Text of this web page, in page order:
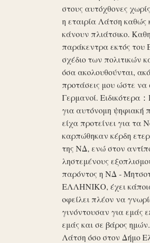
στους αυτόχθονες
η εταιρία Λάτση
κάνουν πλιάτσικο.
παράκεντρα εκτός του
σχέδιο των πολιτικών
όσα ακολουθούνται,
προτάσεις μου ώστε να
Γερμανοί. Ειδικότερα
για αυτόνομη ψηφιακή
είχα προτείνει για τα
καρπώθηκαν κέρδη
της ΝΔ, ενώ στον
ληστεμένους
παρόντος η ΝΔ -
ΕΛΛΗΝΙΚΟ, έχει
οφείλει πλέον να
γινόντουσαν για εμάς
εμάς και σε βάρος
Λάτση όσο στον Δήμο